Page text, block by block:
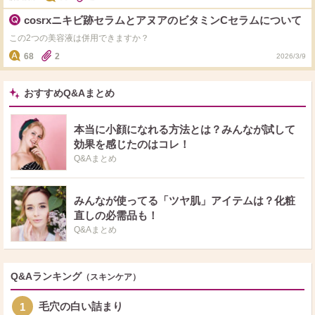
cosrxニキビ跡セラムとアヌアのビタミンCセラムについて
この2つの美容液は併用できますか？
68
2 2026/3/9
おすすめQ&Aまとめ
本当に小顔になれる方法とは？みんなが試して
効果を感じたのはコレ！
Q&Aまとめ
みんなが使ってる「ツヤ肌」アイテムは？化粧
直しの必需品も！
Q&Aまとめ
Q&Aランキング （スキンケア）
1 毛穴の白い詰まり